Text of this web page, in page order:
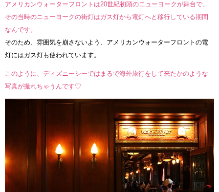
アメリカンウォーターフロントは20世紀初頭のニューヨークが舞台で、
その当時のニューヨークの街灯はガス灯から電灯へと移行している期間
なんです。
そのため、雰囲気を崩さないよう、アメリカンウォーターフロントの電
灯にはガス灯も使われています。
このように、ディズニーシーではまるで海外旅行をして来たかのような
写真が撮れちゃうんです♡